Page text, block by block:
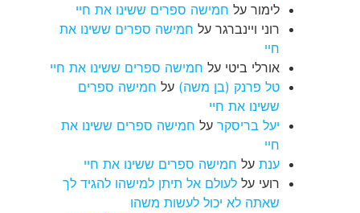
לימור על חמישה ספרים ששינו את חיי
רוני ויינברגר על חמישה ספרים ששינו את
חיי
אורלי ביטי על חמישה ספרים ששינו את חיי
טל פרנק (בן משה) על חמישה ספרים
ששינו את חיי
יעל בריסקר על חמישה ספרים ששינו את
חיי
ענת על חמישה ספרים ששינו את חיי
רועי על לעולם אל תיתן למישהו להגיד לך
שאתה לא יכול לעשות משהו